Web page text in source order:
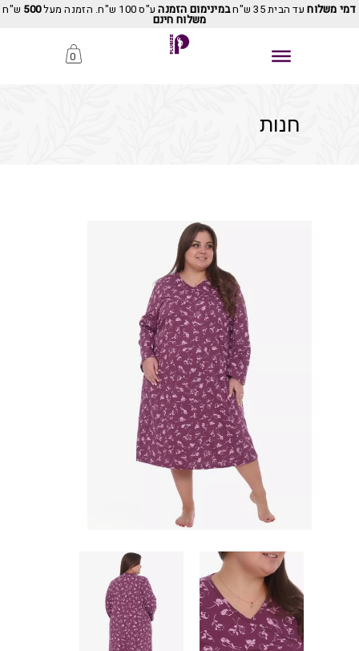
דמי משלוחעד הבית 35 ש"ח במינימום הזמנהע"ס 100 ש"ח. הזמנה מעל 500 ש"ח
משלוח חינם
0
חנות